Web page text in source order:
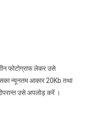
फोटोग्राफ लेकर उसे
न्यूनतम आकार 20Kb तथा
उसे अपलोड़ करें ।